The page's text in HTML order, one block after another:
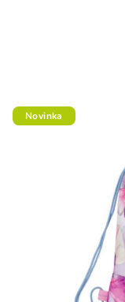
Novinka